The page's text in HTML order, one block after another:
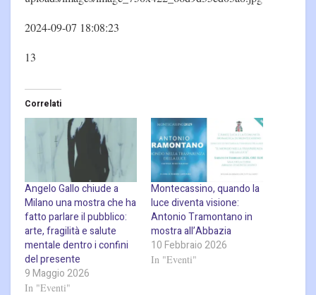
2024-09-07 18:08:23
13
Correlati
Angelo Gallo chiude a
Milano una mostra che ha
fatto parlare il pubblico:
arte, fragilità e salute
mentale dentro i confini
del presente
9 Maggio 2026
In "Eventi"
Montecassino, quando la
luce diventa visione:
Antonio Tramontano in
mostra all’Abbazia
10 Febbraio 2026
In "Eventi"